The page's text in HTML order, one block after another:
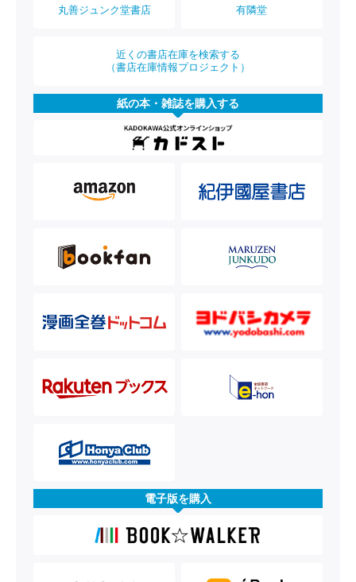
丸善ジュンク堂書店 有隣堂
近くの書店在庫を検索する
（書店在庫情報プロジェクト）
紙の本・雑誌を購入する
電子版を購入